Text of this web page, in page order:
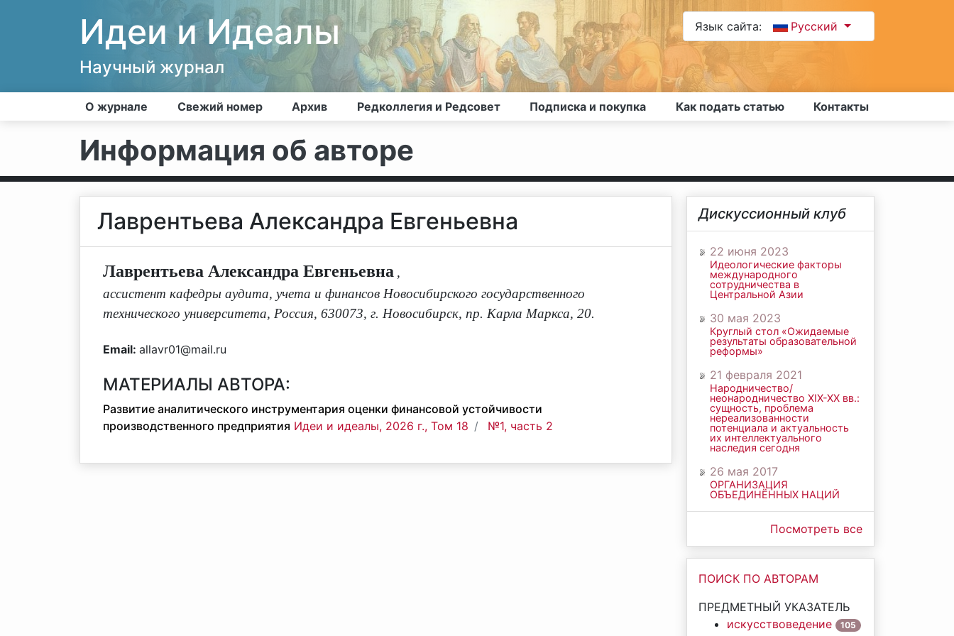
Идеи и Идеалы
Научный журнал
Язык сайта: Русский
О журнале Свежий номер Архив Редколлегия и Редсовет Подписка и покупка Как подать статью Контакты
Информация об авторе
Лаврентьева Александра Евгеньевна
Лаврентьева Александра Евгеньевна ,
ассистент кафедры аудита, учета и финансов Новосибирского государственного
технического университета, Россия, 630073, г. Новосибирск, пр. Карла Маркса, 20.
Email: allavr01@mail.ru
МАТЕРИАЛЫ АВТОРА:
Развитие аналитического инструментария оценки финансовой устойчивости
производственного предприятия Идеи и идеалы, 2026 г., Том 18 №1, часть 2
Дискуссионный клуб
22 июня 2023
Идеологические факторы
международного
сотрудничества в
Центральной Азии
30 мая 2023
Круглый стол «Ожидаемые
результаты образовательной
реформы»
21 февраля 2021
Народничество/
неонародничество ХIХ-ХХ вв.:
сущность, проблема
нереализованности
потенциала и актуальность
их интеллектуального
наследия сегодня
26 мая 2017
ОРГАНИЗАЦИЯ
ОБЪЕДИНЁННЫХ НАЦИЙ
Посмотреть все
ПОИСК ПО АВТОРАМ
ПРЕДМЕТНЫЙ УКАЗАТЕЛЬ
искусствоведение
105